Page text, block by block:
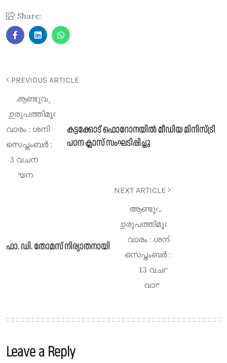
Share:
PREVIOUS ARTICLE
കട്ടക്കോട് ഫൊറോനയിൽ മീഡിയ മിനിസ്ട്രി
പഠന ക്ലാസ് സംഘടിപ്പിച്ചു
NEXT ARTICLE
ഫാ. ഡി. തോമസ് നിര്യാതനായി
Leave a Reply